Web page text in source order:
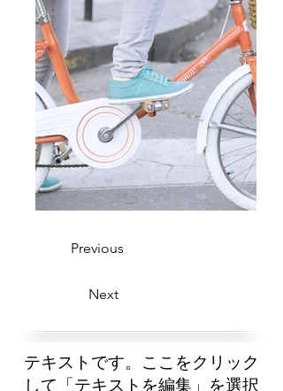
Previous
Next
テキストです。ここをクリック
して「テキストを編集」を選択